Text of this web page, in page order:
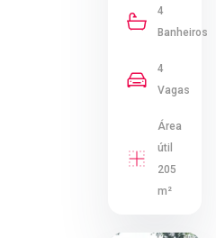
4
Banheiros
4
Vagas
Área
útil
205
m²